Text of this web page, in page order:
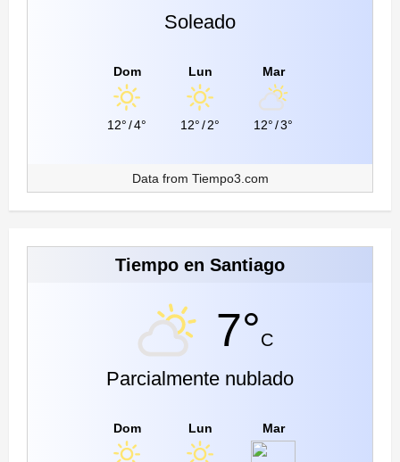
Soleado
Dom
12°/4°
Lun
12°/2°
Mar
12°/3°
Data from Tiempo3.com
Tiempo en Santiago
7°C
Parcialmente nublado
Dom Lun Mar